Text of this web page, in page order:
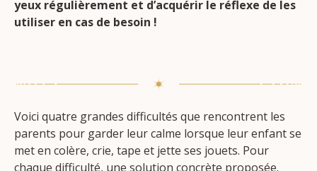
yeux régulièrement et d’acquérir le réflexe de les
utiliser en cas de besoin !
Voici quatre grandes difficultés que rencontrent les
parents pour garder leur calme lorsque leur enfant se
met en colère, crie, tape et jette ses jouets. Pour
chaque difficulté, une solution concrète proposée.